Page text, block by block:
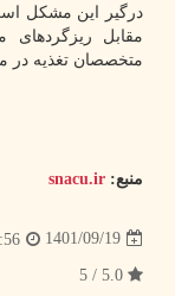
درگیر این مشکل
مقابل ریزگردهای
متخصصان تغذیه در
منبع: snacu.ir
1401/09/19